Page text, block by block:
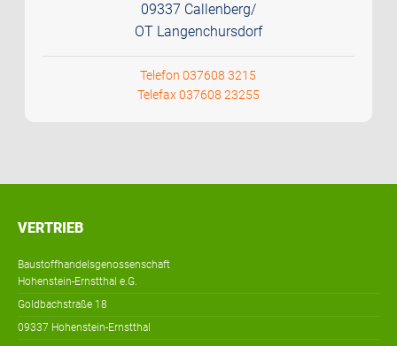
09337 Callenberg/
OT Langenchursdorf
Telefon 037608 3215
Telefax 037608 23255
VERTRIEB
Baustoffhandelsgenossenschaft
Hohenstein-Ernstthal e.G.
Goldbachstraße 18
09337 Hohenstein-Ernstthal